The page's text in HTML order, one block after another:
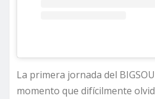
La primera jornada del
momento que difícilmente